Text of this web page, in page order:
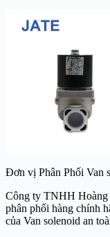
Đơn vị Phân Phối Van
Công ty TNHH Hoàng
phân phối hàng chính
của Van solenoid an